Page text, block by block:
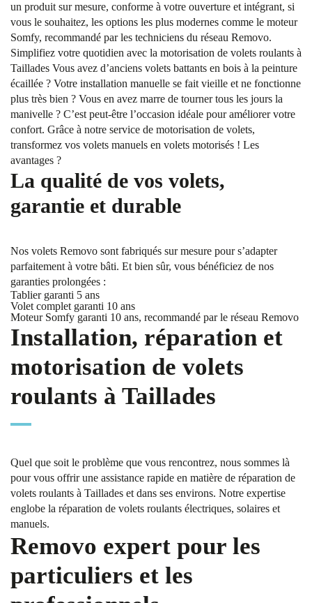
un produit sur mesure, conforme à votre ouverture et intégrant, si
vous le souhaitez, les options les plus modernes comme le moteur
Somfy, recommandé par les techniciens du réseau Removo.
Simplifiez votre quotidien avec la motorisation de volets roulants à
Taillades Vous avez d’anciens volets battants en bois à la peinture
écaillée ? Votre installation manuelle se fait vieille et ne fonctionne
plus très bien ? Vous en avez marre de tourner tous les jours la
manivelle ? C’est peut-être l’occasion idéale pour améliorer votre
confort. Grâce à notre service de motorisation de volets,
transformez vos volets manuels en volets motorisés ! Les
avantages ?
La qualité de vos volets,
garantie et durable
Nos volets Removo sont fabriqués sur mesure pour s’adapter
parfaitement à votre bâti. Et bien sûr, vous bénéficiez de nos
garanties prolongées :
Tablier garanti 5 ans
Volet complet garanti 10 ans
Moteur Somfy garanti 10 ans, recommandé par le réseau Removo
Installation, réparation et
motorisation de volets
roulants à Taillades
Quel que soit le problème que vous rencontrez, nous sommes là
pour vous offrir une assistance rapide en matière de réparation de
volets roulants à Taillades et dans ses environs. Notre expertise
englobe la réparation de volets roulants électriques, solaires et
manuels.
Removo expert pour les
particuliers et les